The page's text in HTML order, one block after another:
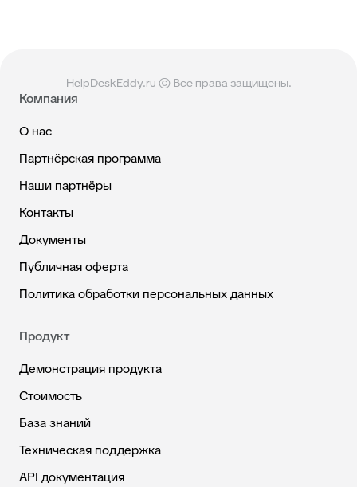
HelpDeskEddy.ru © Все права защищены.
Компания
О нас
Партнёрская программа
Наши партнёры
Контакты
Документы
Публичная оферта
Политика обработки персональных данных
Продукт
Демонстрация продукта
Стоимость
База знаний
Техническая поддержка
API документация